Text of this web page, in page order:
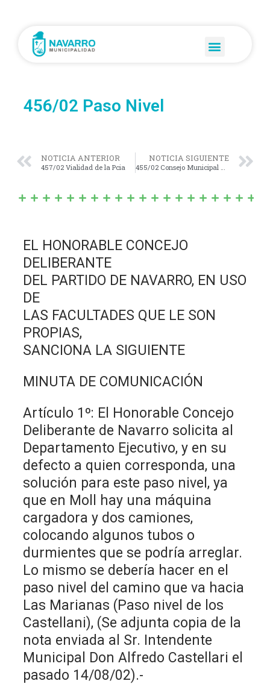
456/02 Paso Nivel
NOTICIA ANTERIOR
457/02 Vialidad de la Pcia
NOTICIA SIGUIENTE
455/02 Consejo Municipal del Menor y de la Familia
EL HONORABLE CONCEJO
DELIBERANTE
DEL PARTIDO DE NAVARRO, EN USO
DE
LAS FACULTADES QUE LE SON
PROPIAS,
SANCIONA LA SIGUIENTE
MINUTA DE COMUNICACIÓN
Artículo 1º: El Honorable Concejo
Deliberante de Navarro solicita al
Departamento Ejecutivo, y en su
defecto a quien corresponda, una
solución para este paso nivel, ya
que en Moll hay una máquina
cargadora y dos camiones,
colocando algunos tubos o
durmientes que se podría arreglar.
Lo mismo se debería hacer en el
paso nivel del camino que va hacia
Las Marianas (Paso nivel de los
Castellani), (Se adjunta copia de la
nota enviada al Sr. Intendente
Municipal Don Alfredo Castellari el
pasado 14/08/02).-